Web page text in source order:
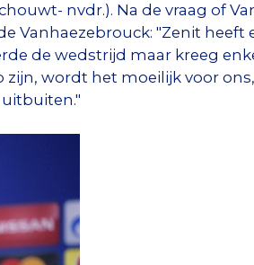
nvdr.). Na de vraag of
Vanhaezebrouck: "Zenit heeft
de wedstrijd maar kreeg
wordt het moeilijk voor